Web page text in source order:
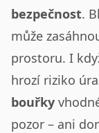
bezpečnost.
může
prostoru. I
hrozí riziko
bouřky
pozor – ani